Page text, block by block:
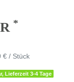
*
€ / Stück
Lieferzeit 3-4 Tage